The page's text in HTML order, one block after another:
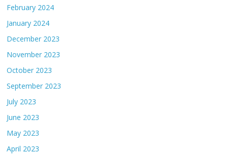
February 2024
January 2024
December 2023
November 2023
October 2023
September 2023
July 2023
June 2023
May 2023
April 2023